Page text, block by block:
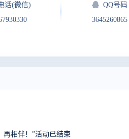
话(微信)
QQ号码
3645260865
再相伴！”活动已结束